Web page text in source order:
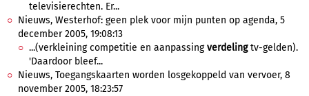
televisierechten. Er...
Nieuws, Westerhof: geen plek voor mijn punten op agenda, 5
december 2005, 19:08:13
...(verkleining competitie en aanpassingverdelingtv-gelden).
'Daardoor bleef...
Nieuws, Toegangskaarten worden losgekoppeld van vervoer, 8
november 2005, 18:23:57